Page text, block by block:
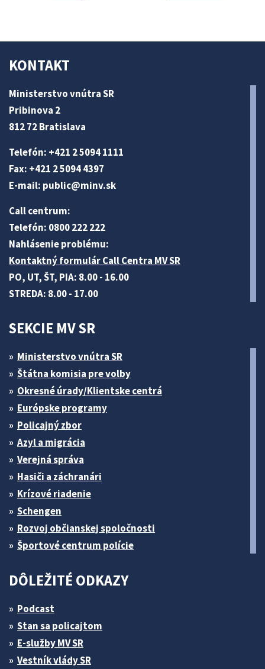
KONTAKT
Ministerstvo vnútra SR
Pribinova 2
812 72 Bratislava
Telefón: +421 2 5094 1111
Fax: +421 2 5094 4397
E-mail: public@minv.sk
Call centrum:
Telefón: 0800 222 222
Nahlásenie problému:
Kontaktný formulár Call Centra MV SR
PO, UT, ŠT, PIA: 8.00 - 16.00
STREDA: 8.00 - 17.00
SEKCIE MV SR
Ministerstvo vnútra SR
Štátna komisia pre volby
Okresné úrady/Klientske centrá
Európske programy
Policajný zbor
Azyl a migrácia
Verejná správa
Hasiči a záchranári
Krízové riadenie
Schengen
Rozvoj občianskej spoločnosti
Športové centrum polície
DÔLEŽITÉ ODKAZY
Podcast
Stan sa policajtom
E-služby MV SR
Vestník vlády SR